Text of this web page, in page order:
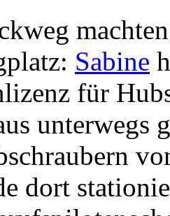
Sabine
für
unterwegs
dort